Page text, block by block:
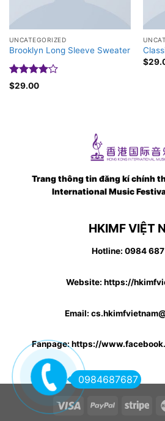
UNCATEGORIZED
Brooklyn Long Sleeve Sweater
Được
xếp hạng
$29.00
$
Trang thông tin đăng kí chính
International Music
HKIMF VIỆT
Hotline: 0984
Website: https://
Email:
Fanpage: https://
0984687687